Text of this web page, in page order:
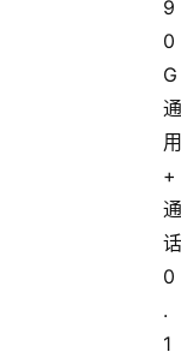
9
0
G
通
用
+
通
话
0
.
1